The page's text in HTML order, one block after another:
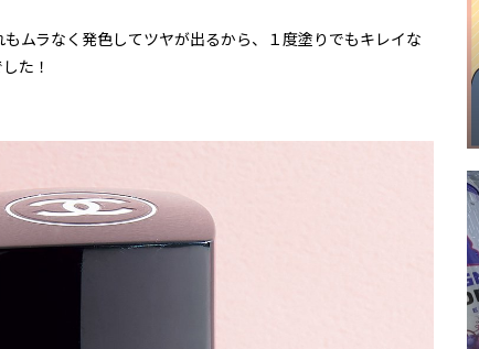
ムラなく発色してツヤが出るから、１度塗りでもキレイな
た！